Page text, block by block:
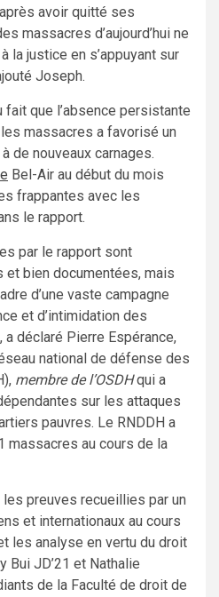
avoir quitté ses
massacres d’aujourd’hui ne
la justice en s’appuyant sur
Joseph.
fait que l’absence persistante
massacres a favorisé un
de nouveaux carnages.
Bel-Air au début du mois
frappantes avec les
le rapport.
par le rapport sont
et bien documentées, mais
d’une vaste campagne
et d’intimidation des
déclaré Pierre Espérance,
national de défense des
membre de l’OSDHqui a
sur les attaques
pauvres. Le RNDDH a
massacres au cours de la
les preuves recueillies par un
et internationaux au cours
les analyse en vertu du droit
Bui JD’21 et Nathalie
de la Faculté de droit de